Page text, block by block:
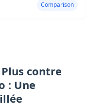
Comparison
contre
: Une